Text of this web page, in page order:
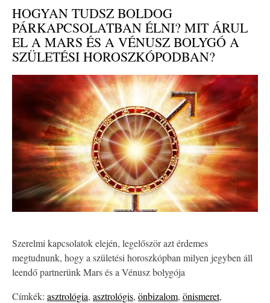
HOGYAN TUDSZ BOLDOG
PÁRKAPCSOLATBAN ÉLNI? MIT ÁRUL
EL A MARS ÉS A VÉNUSZ BOLYGÓ A
SZÜLETÉSI HOROSZKÓPODBAN?
Szerelmi kapcsolatok elején, legelőször azt érdemes
megtudnunk, hogy a születési horoszkópban milyen jegyben áll
leendő partnerünk Mars és a Vénusz bolygója
Címkék: asztrológia, asztrológis, önbizalom, önismeret,